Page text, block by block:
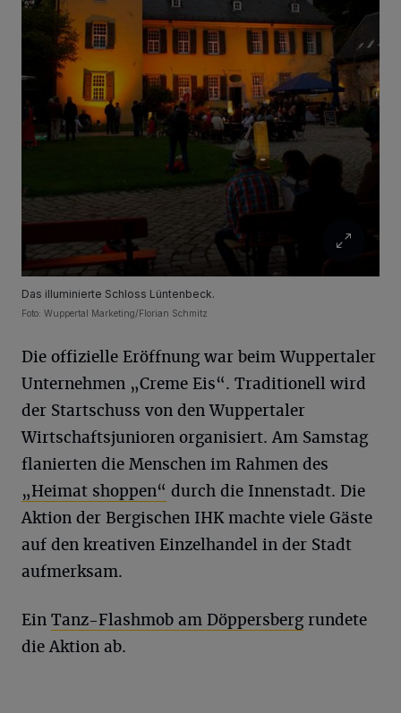
Das illuminierte Schloss Lüntenbeck.
Foto: Wuppertal Marketing/Florian Schmitz
Die offizielle Eröffnung war beim Wuppertaler
Unternehmen „Creme Eis“. Traditionell wird
der Startschuss von den Wuppertaler
Wirtschaftsjunioren organisiert. Am Samstag
flanierten die Menschen im Rahmen des
„Heimat shoppen“ durch die Innenstadt. Die
Aktion der Bergischen IHK machte viele Gäste
auf den kreativen Einzelhandel in der Stadt
aufmerksam.
Ein Tanz-Flashmob am Döppersbergrundete
die Aktion ab.